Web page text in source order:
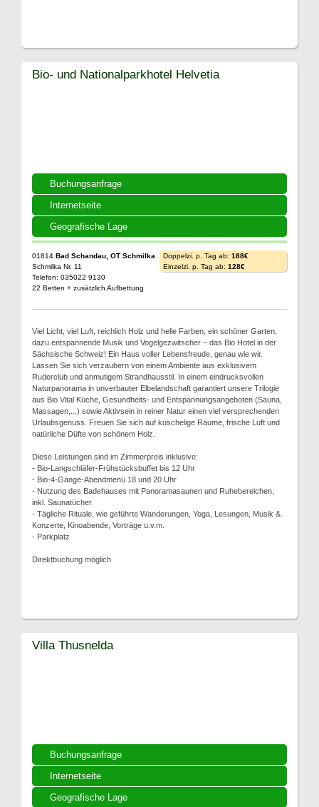
Buchungsanfrage
Internetseite
Geografische Lage
Bio- und Nationalparkhotel Helvetia
01814 Bad Schandau, OT Schmilka
Schmilka Nr. 11
Telefon: 035022 9130
22 Betten + zusätzlich Aufbettung
Doppelzi. p. Tag ab: 188€
Einzelzi. p. Tag ab: 128€
Viel Licht, viel Luft, reichlich Holz und helle Farben, ein schöner Garten,
dazu entspannende Musik und Vogelgezwitscher – das Bio Hotel in der
Sächsische Schweiz! Ein Haus voller Lebensfreude, genau wie wir.
Lassen Sie sich verzaubern von einem Ambiente aus exklusivem
Ruderclub und anmutigem Strandhausstil. In einem eindrucksvollen
Naturpanorama in unverbauter Elbelandschaft garantiert unsere Trilogie
aus Bio Vital Küche, Gesundheits- und Entspannungsangeboten (Sauna,
Massagen,...) sowie Aktivsein in reiner Natur einen viel versprechenden
Urlaubsgenuss. Freuen Sie sich auf kuschelige Räume, frische Luft und
natürliche Düfte von schönem Holz.
Diese Leistungen sind im Zimmerpreis inklusive:
- Bio-Langschläfer-Frühstücksbuffet bis 12 Uhr
- Bio-4-Gänge-Abendmenü 18 und 20 Uhr
- Nutzung des Badehauses mit Panoramasaunen und Ruhebereichen,
inkl. Saunatücher
- Tägliche Rituale, wie geführte Wanderungen, Yoga, Lesungen, Musik &
Konzerte, Kinoabende, Vorträge u.v.m.
- Parkplatz
Direktbuchung möglich
Buchungsanfrage
Internetseite
Geografische Lage
Villa Thusnelda